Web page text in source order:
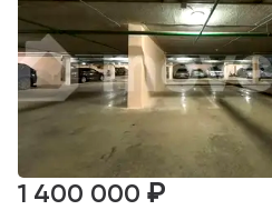
1 400 000 ₽